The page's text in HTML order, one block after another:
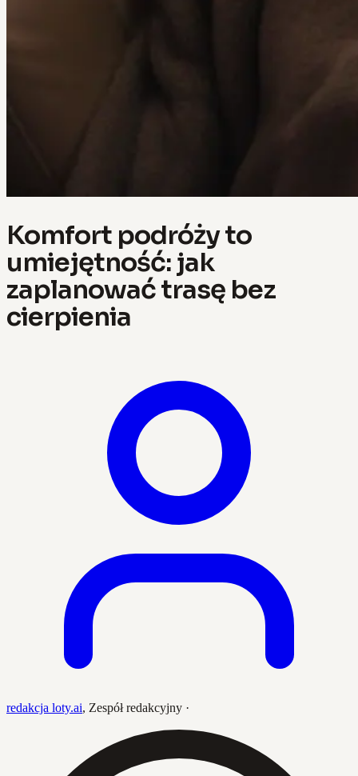
Komfort podróży to
umiejętność: jak
zaplanować trasę bez
cierpienia
redakcja loty.ai, Zespół redakcyjny ·